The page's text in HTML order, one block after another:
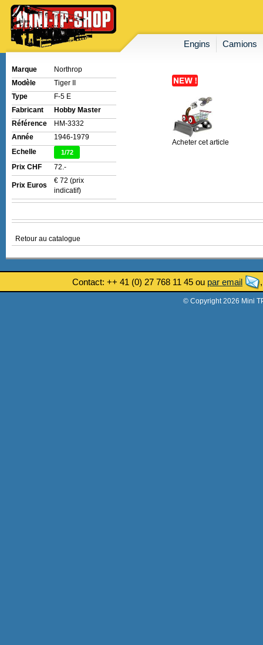
Engins Camions
Marque
Northrop
Modèle
Tiger II
Type
F-5 E
Fabricant
Hobby Master
Référence
HM-3332
Année
1946-1979
Echelle
1/72
Prix CHF 72.-
Prix Euros
€ 72 (prix
indicatif)
Acheter cet article
Retour au catalogue
Contact: ++ 41 (0) 27 768 11 45 ou par email
© Copyright 2026 Mini